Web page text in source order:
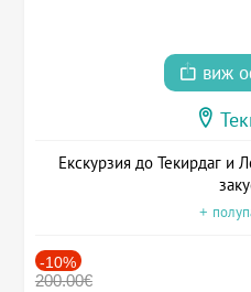
виж
Екскурзия до Текирдаг и
+
-10%
200.00€